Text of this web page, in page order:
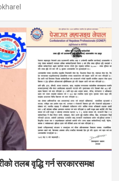
तलब वृद्धि गर्न सरकारसमक्ष